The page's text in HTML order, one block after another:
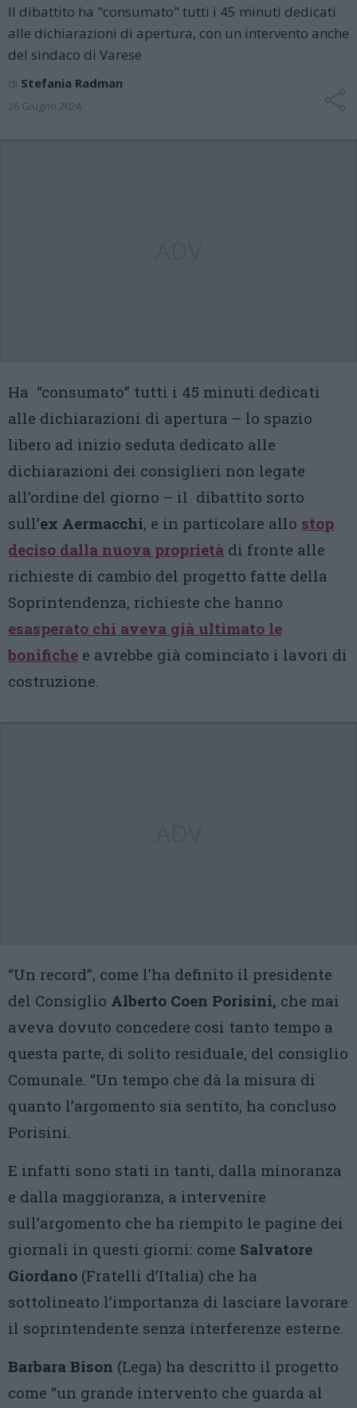
Il dibattito ha "consumato" tutti i 45 minuti dedicati
alle dichiarazioni di apertura, con un intervento anche
del sindaco di Varese
di Stefania Radman
26 Giugno 2024
Ha “consumato” tutti i 45 minuti dedicati
alle dichiarazioni di apertura – lo spazio
libero ad inizio seduta dedicato alle
dichiarazioni dei consiglieri non legate
all’ordine del giorno – il dibattito sorto
sull’ex Aermacchi, e in particolare allo stop
deciso dalla nuova proprietà di fronte alle
richieste di cambio del progetto fatte della
Soprintendenza, richieste che hanno
esasperato chi aveva già ultimato le
bonifiche e avrebbe già cominciato i lavori di
costruzione.
“Un record”, come l’ha definito il presidente
del Consiglio Alberto Coen Porisini, che mai
aveva dovuto concedere cosi tanto tempo a
questa parte, di solito residuale, del consiglio
Comunale. “Un tempo che dà la misura di
quanto l’argomento sia sentito, ha concluso
Porisini.
E infatti sono stati in tanti, dalla minoranza
e dalla maggioranza, a intervenire
sull’argomento che ha riempito le pagine dei
giornali in questi giorni: come Salvatore
Giordano (Fratelli d’Italia) che ha
sottolineato l’importanza di lasciare lavorare
il soprintendente senza interferenze esterne.
Barbara Bison (Lega) ha descritto il progetto
come “un grande intervento che guarda al